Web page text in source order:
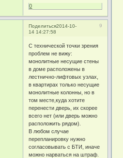
0
Поделиться 9
2014-10-
14 14:27:58
С технической точки зрения
проблем не вижу:
монолитные несущие стены
в доме расположены в
лестнично-лифтовых узлах,
в квартирах только несущие
монолитные колонны, но в
том месте,куда хотите
перенести дверь, их скорее
всего нет (или дверь можно
расположить рядом).
В любом случае
перепланировку нужно
согласовывать с БТИ, иначе
можно нарваться на штраф.